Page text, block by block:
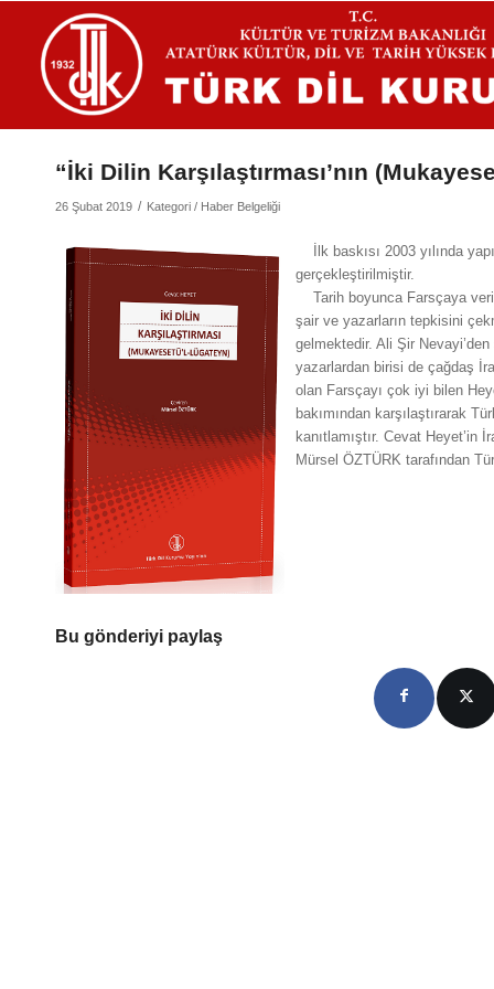
“İki Dilin Karşılaştırması’nın
26 Şubat 2019 / Kategori / Haber Belgeliği
İlk baskısı 2003 yılında
gerçekleştirilmiştir.
Tarih boyunca Farsçaya
şair ve yazarların tepkisini
gelmektedir. Ali Şir
yazarlardan birisi de çağdaş
olan Farsçayı çok iyi bilen
bakımından karşılaştırarak
kanıtlamıştır. Cevat Heyet’in
Mürsel ÖZTÜRK tarafından
Bu gönderiyi paylaş